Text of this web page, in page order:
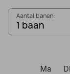
Aantal banen:
1 baan
Ma
Di